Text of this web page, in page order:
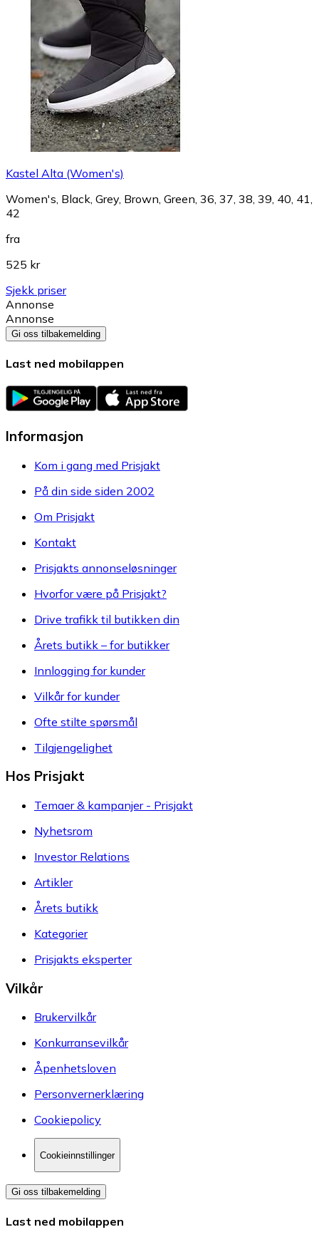
Kastel Alta (Women's)
Women's, Black, Grey, Brown, Green, 36, 37, 38, 39, 40, 41,
42
fra
525 kr
Sjekk priser
Annonse
Annonse
Gi oss tilbakemelding
Last ned mobilappen
Informasjon
Kom i gang med Prisjakt
På din side siden 2002
Om Prisjakt
Kontakt
Prisjakts annonseløsninger
Hvorfor være på Prisjakt?
Drive trafikk til butikken din
Årets butikk – for butikker
Innlogging for kunder
Vilkår for kunder
Ofte stilte spørsmål
Tilgjengelighet
Hos Prisjakt
Temaer & kampanjer - Prisjakt
Nyhetsrom
Investor Relations
Artikler
Årets butikk
Kategorier
Prisjakts eksperter
Vilkår
Brukervilkår
Konkurransevilkår
Åpenhetsloven
Personvernerklæring
Cookiepolicy
Cookieinnstillinger
Gi oss tilbakemelding
Last ned mobilappen